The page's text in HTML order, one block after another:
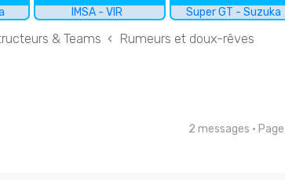
IMSA - VIR Super GT - Suzuka
& Teams Rumeurs et doux-rêves
2 messages • Page